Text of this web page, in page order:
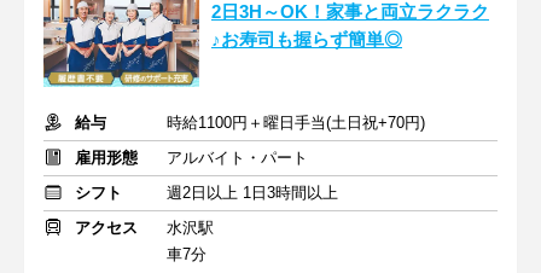
2日3H～OK！家事と両立ラクラク
♪お寿司も握らず簡単◎
給与
時給1100円＋曜日手当(土日祝+70円)
雇用形態
アルバイト・パート
シフト
週2日以上 1日3時間以上
アクセス
水沢駅
車7分